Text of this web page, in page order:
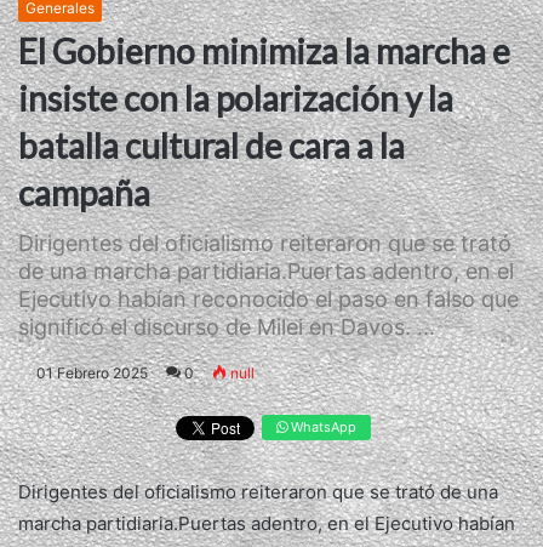
Generales
El Gobierno minimiza la marcha e
insiste con la polarización y la
batalla cultural de cara a la
campaña
Dirigentes del oficialismo reiteraron que se trató
de una marcha partidiaria.Puertas adentro, en el
Ejecutivo habían reconocido el paso en falso que
significó el discurso de Milei en Davos. ...
01 Febrero 2025 0 null
WhatsApp
Dirigentes del oficialismo reiteraron que se trató de una
marcha partidiaria.Puertas adentro, en el Ejecutivo habían